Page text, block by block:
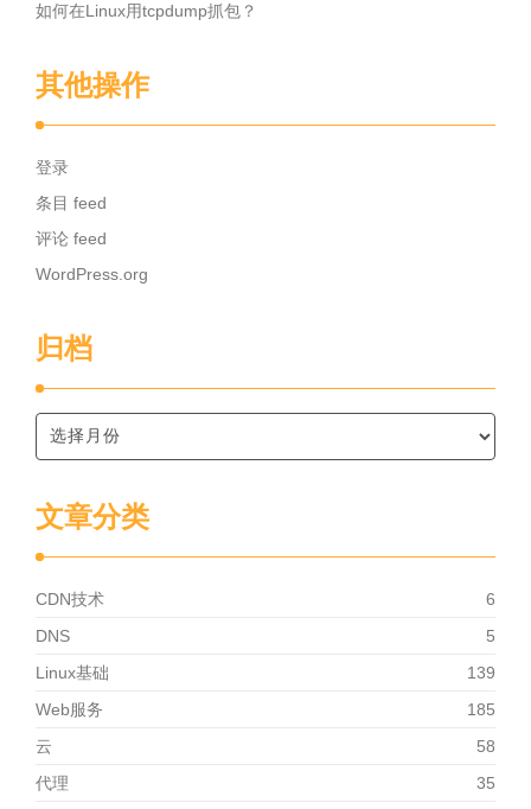
如何在Linux用tcpdump抓包？
其他操作
登录
条目 feed
评论 feed
WordPress.org
归档
文章分类
CDN技术
6
DNS
5
Linux基础
139
Web服务
185
云
58
代理
35